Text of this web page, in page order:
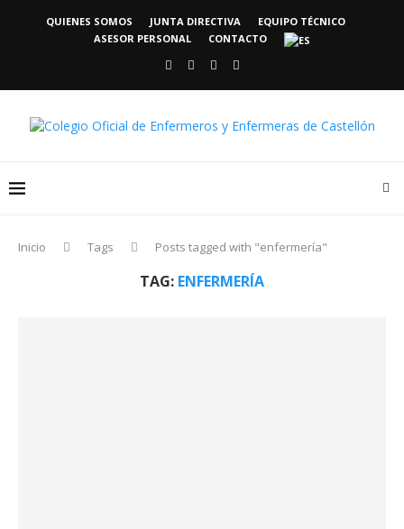
QUIENES SOMOS JUNTA DIRECTIVA
EQUIPO TÉCNICO
ASESOR PERSONAL
CONTACTO
Inicio Tags Posts tagged with "enfermería"
TAG: ENFERMERÍA